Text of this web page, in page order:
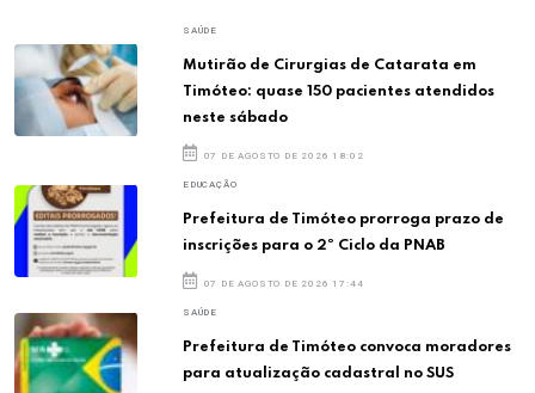
SAÚDE
Mutirão de Cirurgias de Catarata em
Timóteo: quase 150 pacientes atendidos
neste sábado
07 DE AGOSTO DE 2026 18:02
EDUCAÇÃO
Prefeitura de Timóteo prorroga prazo de
inscrições para o 2º Ciclo da PNAB
07 DE AGOSTO DE 2026 17:44
SAÚDE
Prefeitura de Timóteo convoca moradores
para atualização cadastral no SUS